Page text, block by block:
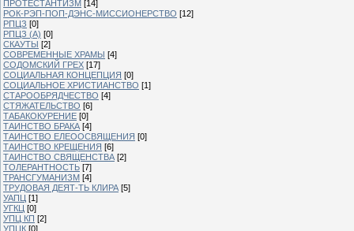
ПРОТЕСТАНТИЗМ [14]
РОК-РЭП-ПОП-ДЭНС-МИССИОНЕРСТВО [12]
РПЦЗ [0]
РПЦЗ (А) [0]
СКАУТЫ [2]
СОВРЕМЕННЫЕ ХРАМЫ [4]
СОДОМСКИЙ ГРЕХ [17]
СОЦИАЛЬНАЯ КОНЦЕПЦИЯ [0]
СОЦИАЛЬНОЕ ХРИСТИАНСТВО [1]
СТАРООБРЯДЧЕСТВО [4]
СТЯЖАТЕЛЬСТВО [6]
ТАБАКОКУРЕНИЕ [0]
ТАИНСТВО БРАКА [4]
ТАИНСТВО ЕЛЕООСВЯЩЕНИЯ [0]
ТАИНСТВО КРЕЩЕНИЯ [6]
ТАИНСТВО СВЯЩЕНСТВА [2]
ТОЛЕРАНТНОСТЬ [7]
ТРАНСГУМАНИЗМ [4]
ТРУДОВАЯ ДЕЯТ-ТЬ КЛИРА [5]
УАПЦ [1]
УГКЦ [0]
УПЦ КП [2]
УПЦК [0]